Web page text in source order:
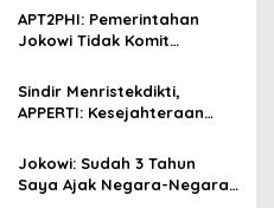
Aktivitas Ekonomi
Masyarakat
APT2PHI: Pemerintahan
Jokowi Tidak Komit
Sindir Menristekdikti,
APPERTI: Kesejahteraan
Diperhatikan!
Jokowi: Sudah 3 Tahun
Saya Ajak Negara-Negara